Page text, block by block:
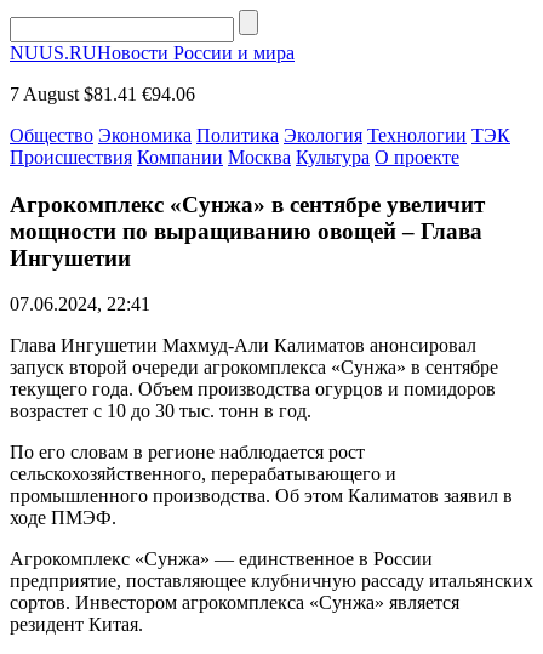
NUUS.RUНовости России и мира
7 August $81.41 €94.06
Общество Экономика Политика Экология Технологии ТЭК
Происшествия Компании Москва Культура О проекте
Агрокомплекс «Сунжа» в сентябре увеличит
мощности по выращиванию овощей – Глава
Ингушетии
07.06.2024, 22:41
Глава Ингушетии Махмуд-Али Калиматов анонсировал
запуск второй очереди агрокомплекса «Сунжа» в сентябре
текущего года. Объем производства огурцов и помидоров
возрастет с 10 до 30 тыс. тонн в год.
По его словам в регионе наблюдается рост
сельскохозяйственного, перерабатывающего и
промышленного производства. Об этом Калиматов заявил в
ходе ПМЭФ.
Агрокомплекс «Сунжа» — единственное в России
предприятие, поставляющее клубничную рассаду итальянских
сортов. Инвестором агрокомплекса «Сунжа» является
резидент Китая.